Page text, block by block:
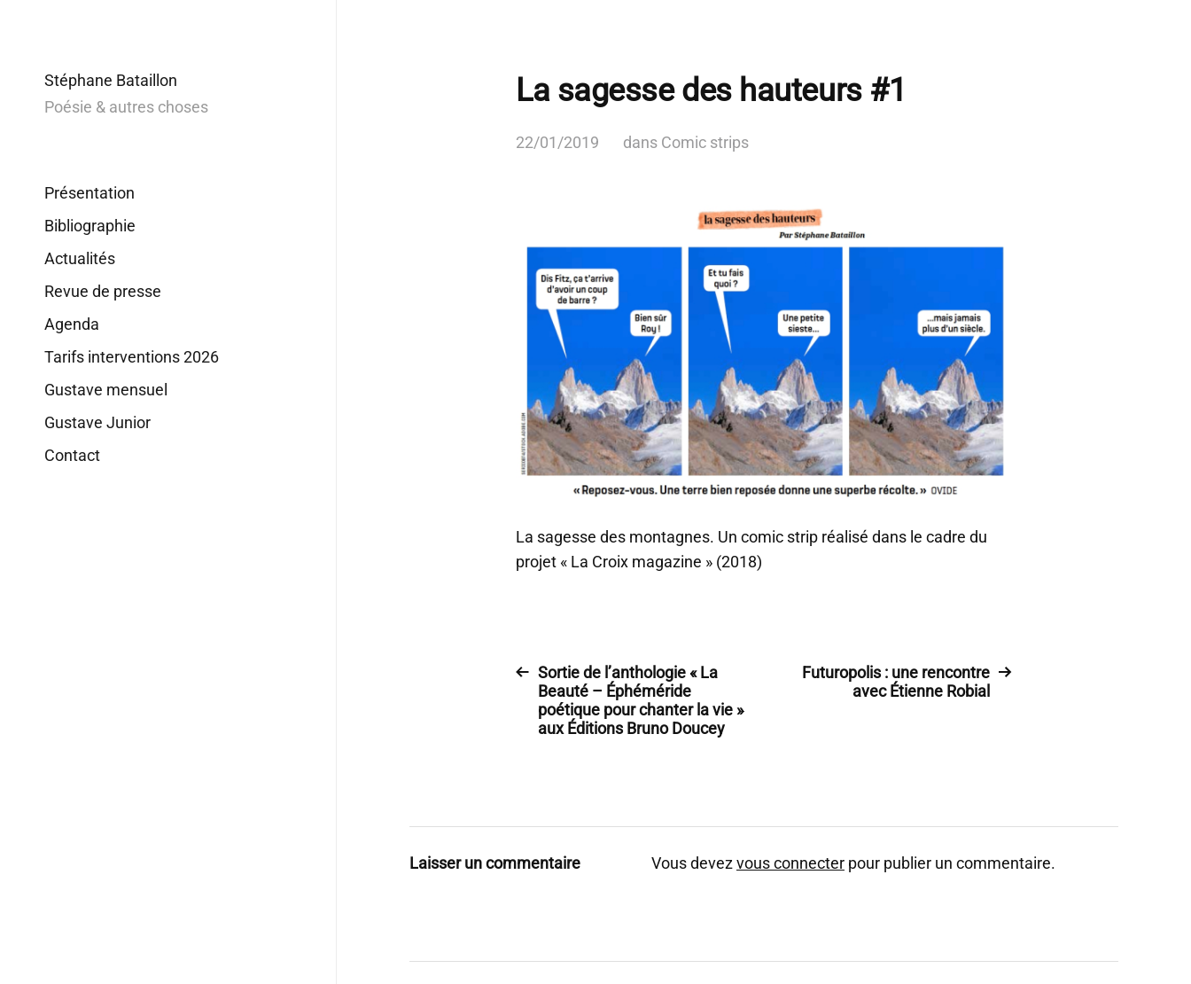
Stéphane Bataillon
Poésie & autres choses
Présentation
Bibliographie
Actualités
Revue de presse
Agenda
Tarifs interventions 2026
Gustave mensuel
Gustave Junior
Contact
La sagesse des hauteurs #1
22/01/2019 dans Comic strips
La sagesse des montagnes. Un comic strip réalisé dans le cadre du
projet « La Croix magazine » (2018)
Sortie de l’anthologie « La
Beauté – Éphéméride
poétique pour chanter la vie »
aux Éditions Bruno Doucey
Futuropolis : une rencontre
avec Étienne Robial
Laisser un commentaire Vous devezvous connecter pour publier un commentaire.